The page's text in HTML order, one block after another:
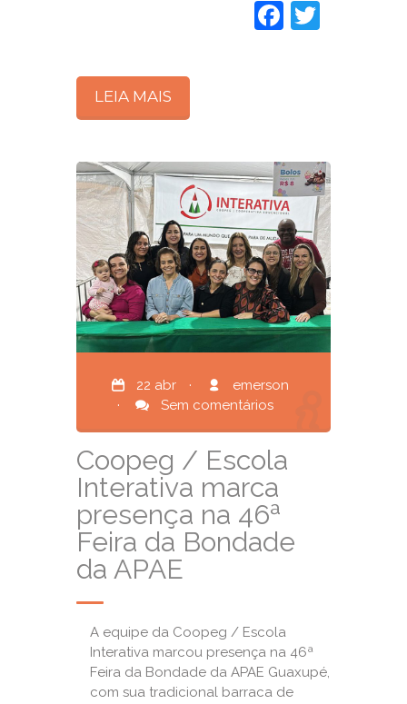
LEIA MAIS
22 abr ·
emerson
·
Sem comentários
Coopeg / Escola
Interativa marca
presença na 46ª
Feira da Bondade
da APAE
A equipe da Coopeg / Escola
Interativa marcou presença na 46ª
Feira da Bondade da APAE Guaxupé,
com sua tradicional barraca de